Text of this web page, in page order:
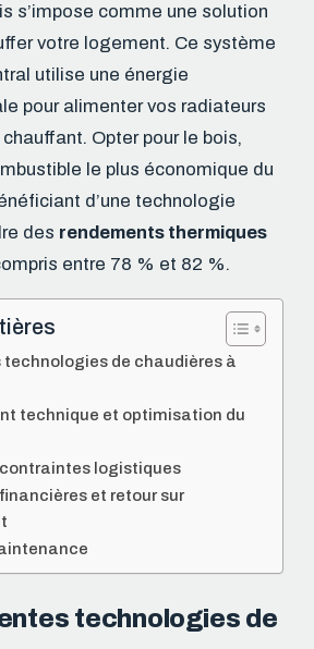
s’impose comme une solution
votre logement. Ce système
utilise une énergie
pour alimenter vos radiateurs
Opter pour le bois,
le plus économique du
d’une technologie
des rendements thermiques
entre 78 % et 82 %.
technologies de chaudières à
technique et optimisation du
logistiques
et retour sur
technologies de